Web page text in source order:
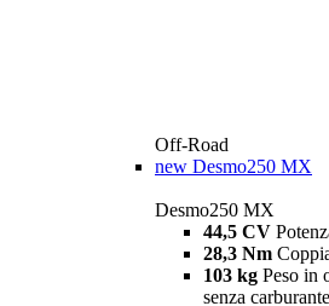
Off-Road
new Desmo250 MX
Desmo250 MX
44,5 CV
28,3 Nm
103 kg Peso in
senza carburante